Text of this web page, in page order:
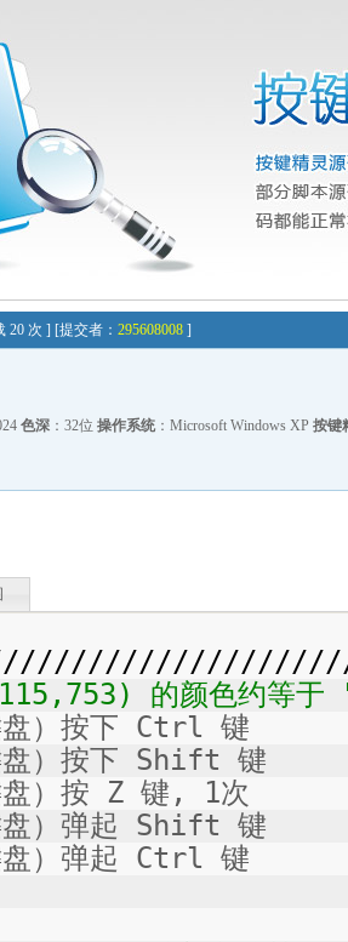
20 次 ] [提交者： 295608008 ]
色深 ：32位 操作系统 ：Microsoft Windows XP 按键
的颜色约等于
）按下 Ctrl 键
）按下 Shift 键
按 Z 键, 1次
）弹起 Shift 键
）弹起 Ctrl 键